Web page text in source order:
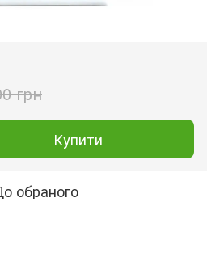
грн
Купити
обраного